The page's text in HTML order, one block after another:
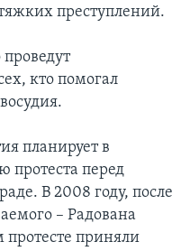
преступлений.
кто помогал
планирует в
протеста перед
В 2008 году, после
– Радована
приняли